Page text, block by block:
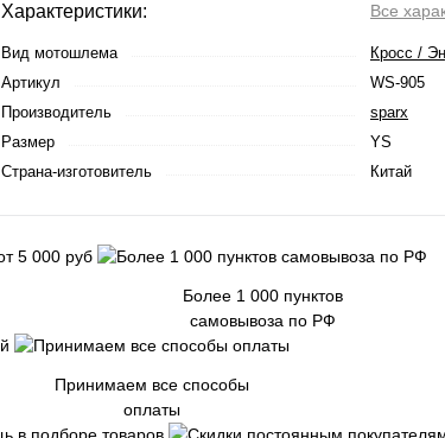
Характеристики: Все
Вид мотошлема
Кросс /
Артикул
WS-905
Производитель
sparx
Размер
YS
Страна-изготовитель
Китай
Более 1 000 пунктов
самовывоза по РФ
Принимаем все способы
оплаты